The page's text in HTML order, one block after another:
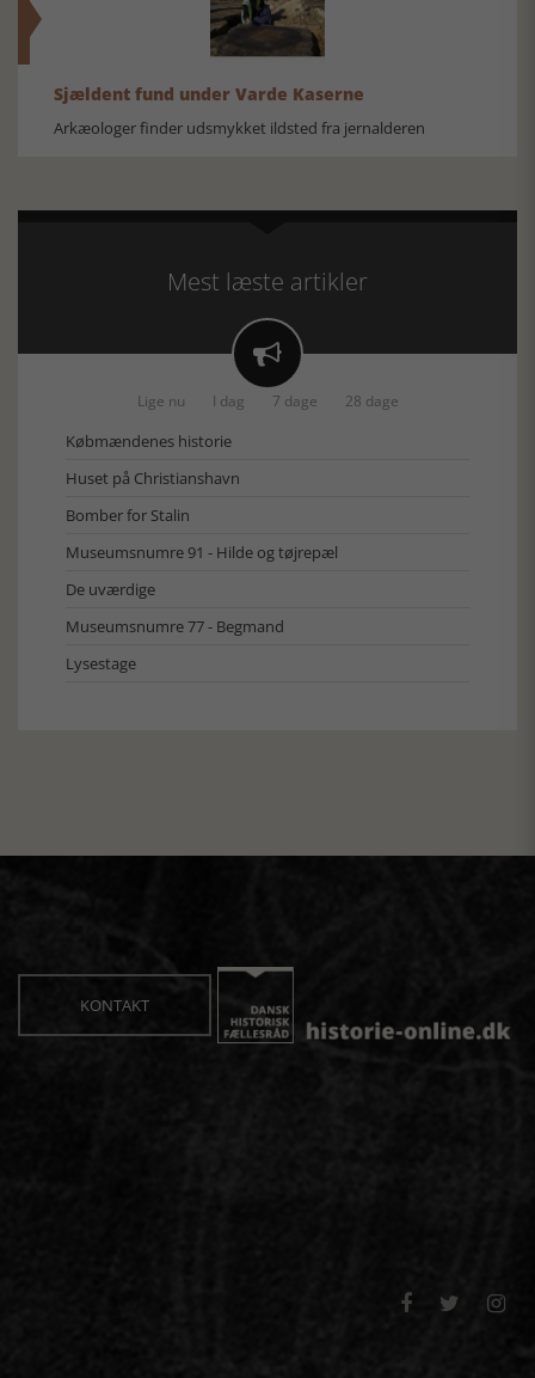
Sjældent fund under Varde Kaserne
Arkæologer finder udsmykket ildsted fra jernalderen
Mest læste artikler

Lige nu I dag 7 dage 28 dage
Købmændenes historie
Huset på Christianshavn
Bomber for Stalin
Museumsnumre 91 - Hilde og tøjrepæl
De uværdige
Museumsnumre 77 - Begmand
Lysestage
KONTAKT
  